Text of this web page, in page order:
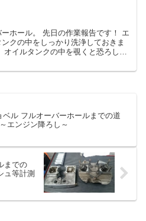
作業報告です！ エ
クの中をしっかり洗浄しておきま
ベル フルオーバーホールまでの道
エンジン降ろし～
までの
等計測